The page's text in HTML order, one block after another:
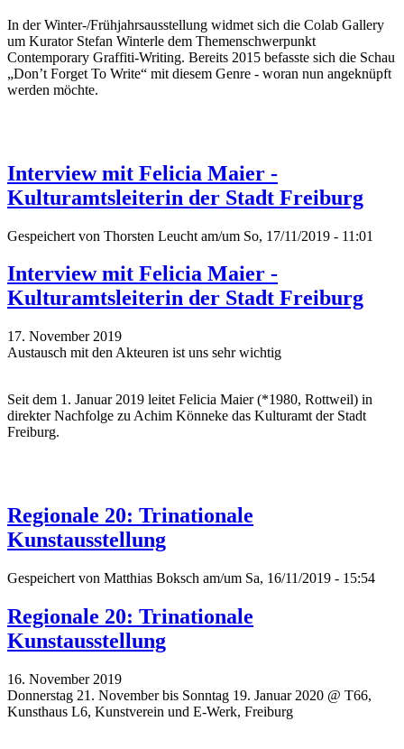
In der Winter-/Frühjahrsausstellung widmet sich die Colab Gallery
um Kurator Stefan Winterle dem Themenschwerpunkt
Contemporary Graffiti-Writing. Bereits 2015 befasste sich die Schau
„Don’t Forget To Write“ mit diesem Genre - woran nun angeknüpft
werden möchte.
Interview mit Felicia Maier -
Kulturamtsleiterin der Stadt Freiburg
Gespeichert von Thorsten Leucht am/um So, 17/11/2019 - 11:01
Interview mit Felicia Maier -
Kulturamtsleiterin der Stadt Freiburg
17. November 2019
Austausch mit den Akteuren ist uns sehr wichtig
Seit dem 1. Januar 2019 leitet Felicia Maier (*1980, Rottweil) in
direkter Nachfolge zu Achim Könneke das Kulturamt der Stadt
Freiburg.
Regionale 20: Trinationale
Kunstausstellung
Gespeichert von Matthias Boksch am/um Sa, 16/11/2019 - 15:54
Regionale 20: Trinationale
Kunstausstellung
16. November 2019
Donnerstag 21. November bis Sonntag 19. Januar 2020 @ T66,
Kunsthaus L6, Kunstverein und E-Werk, Freiburg